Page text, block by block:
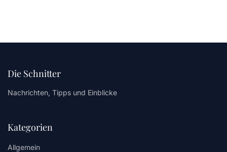
Die Schnitter
Nachrichten, Tipps und Einblicke
Kategorien
Allgemein